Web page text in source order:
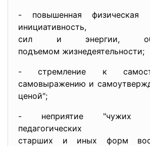
- повышенная физическая
инициативность,
сил и энергии,
подъемом жизнедеятельности;
- стремление к
самовыражению и
ценой";
- неприятие "чужих
педагогических
старших и иных форм